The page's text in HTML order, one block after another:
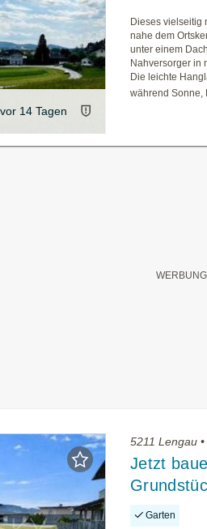
vor 14 Tagen
Dieses vielseitig
nahe dem
unter einem
Nahversorger in
Die leichte
während Sonne,
5211 Lengau
Jetzt
Garten